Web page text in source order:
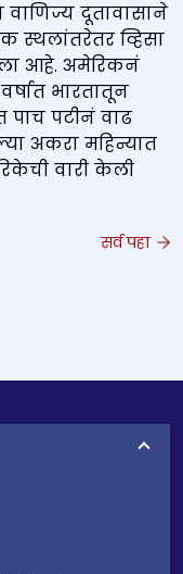
दूतावासाने
स्थलांतरेतर व्हिसा
आहे. अमेरिकनं
भारतातून
पाच पटीनं वाढ
अकरा महिन्यात
वारी केली
सर्व पहा